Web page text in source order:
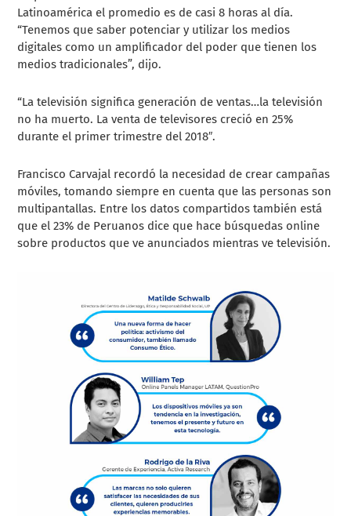
Latinoamérica el promedio es de casi 8 horas al día.
“Tenemos que saber potenciar y utilizar los medios
digitales como un amplificador del poder que tienen los
medios tradicionales”, dijo.
“La televisión significa generación de ventas…la televisión
no ha muerto. La venta de televisores creció en 25%
durante el primer trimestre del 2018″.
Francisco Carvajal recordó la necesidad de crear campañas
móviles, tomando siempre en cuenta que las personas son
multipantallas. Entre los datos compartidos también está
que el 23% de Peruanos dice que hace búsquedas online
sobre productos que ve anunciados mientras ve televisión.